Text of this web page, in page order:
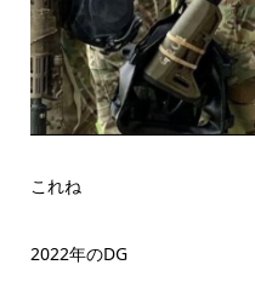
これね
2022年のDG